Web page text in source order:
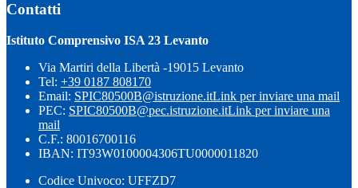
Contatti
Istituto Comprensivo ISA 23 Levanto
Via Martiri della Libertà -19015 Levanto
Tel: +39 0187 808170
Email: SPIC80500B@istruzione.itLink per inviare una mail
PEC: SPIC80500B@pec.istruzione.itLink per inviare una
mail
C.F.: 80016700116
IBAN: IT93W0100004306TU0000011820
Codice Univoco: UFFZD7